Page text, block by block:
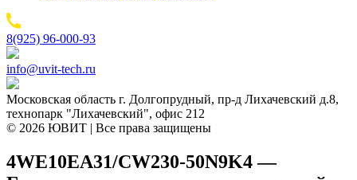
8(925) 96-000-93
info@uvit-tech.ru
Московская область г. Долгопрудный, пр-д Лихачевский д.8,
технопарк "Лихачевский", офис 212
© 2026 ЮВИТ | Все права защищены
4WE10EA31/CW230-50N9K4 —